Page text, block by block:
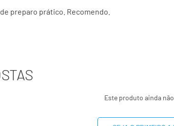
preparo prático. Recomendo.
Este produto ainda